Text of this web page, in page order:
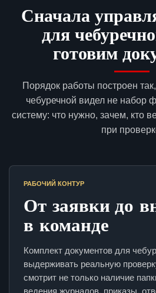
Сначала
для
готовим
Порядок работы построен
чебуречной видел не набор
систему: что нужно, зачем, кто
при
РАБОЧИЙ КОНТУР
От заявки до
в команде
Комплект документов для
выдерживать реальную
смотрит не только наличие
ведения журналов, приказы,